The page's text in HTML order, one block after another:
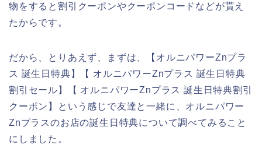
物をすると割引クーポンやクーポンコードなどが貰え
たからです。
だから、とりあえず、まずは、【オルニパワーZnプラ
ス 誕生日特典】【 オルニパワーZnプラス 誕生日特典
割引セール】【 オルニパワーZnプラス 誕生日特典割引
クーポン】という感じで友達と一緒に、オルニパワー
Znプラスのお店の誕生日特典について調べてみること
にしました。